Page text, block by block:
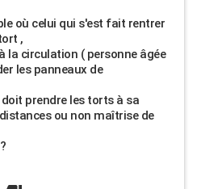
où celui qui s'est fait rentrer
,
circulation ( personne âgée
les panneaux de
prendre les torts à sa
ou non maîtrise de